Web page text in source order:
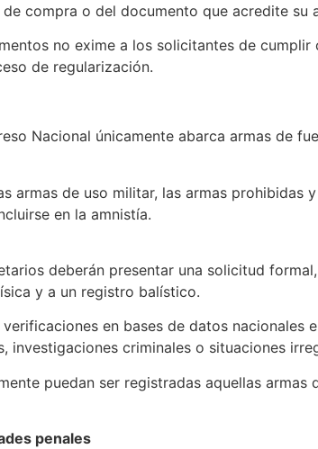
compra o del documento que acredite su
no exime a los solicitantes de
de regularización.
Nacional únicamente abarca armas de
armas de uso militar, las armas prohibidas
en la amnistía.
deberán presentar una solicitud
y a un registro balístico.
en bases de datos nacionales
investigaciones criminales o situaciones
puedan ser registradas aquellas
penales